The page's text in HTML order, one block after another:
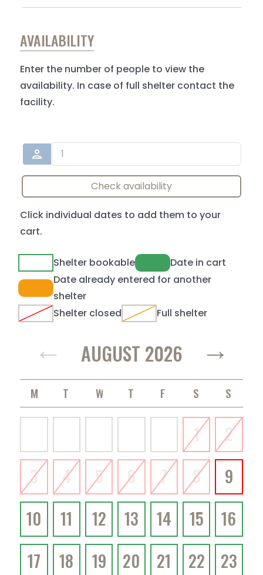
AVAILABILITY
Enter the number of people to view the
availability. In case of full shelter contact the
facility.
person
Check availability
Click individual dates to add them to your
cart.
Shelter bookable
Date in cart
Date already entered for another
shelter
Shelter closed
Full shelter
← AUGUST 2026 →
1
2
3
4 5 6 7 8
9
10
11 12 13 14 15
16
17
18 19 20 21 22 23